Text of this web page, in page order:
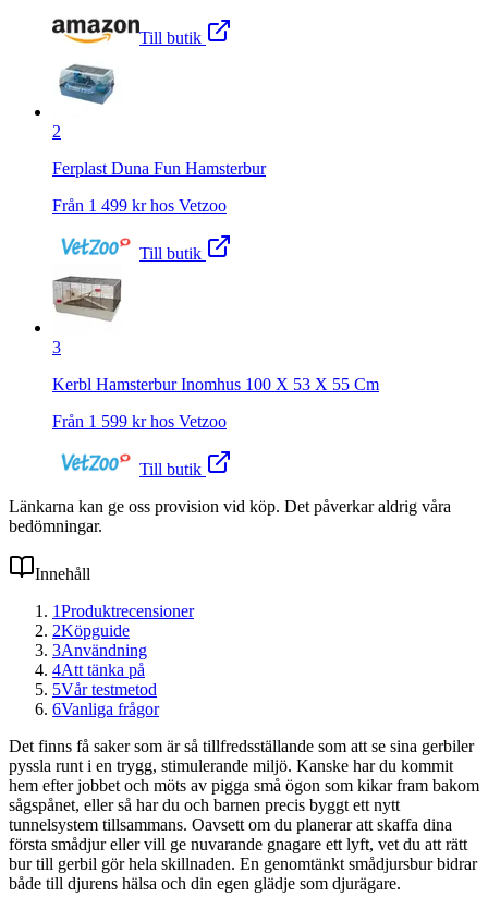
Till butik
2
Ferplast Duna Fun Hamsterbur
Från 1 499 kr hos Vetzoo
Till butik
3
Kerbl Hamsterbur Inomhus 100 X 53 X 55 Cm
Från 1 599 kr hos Vetzoo
Till butik
Länkarna kan ge oss provision vid köp. Det påverkar aldrig våra
bedömningar.
Innehåll
1Produktrecensioner
2Köpguide
3Användning
4Att tänka på
5Vår testmetod
6Vanliga frågor
Det finns få saker som är så tillfredsställande som att se sina gerbiler
pyssla runt i en trygg, stimulerande miljö. Kanske har du kommit
hem efter jobbet och möts av pigga små ögon som kikar fram bakom
sågspånet, eller så har du och barnen precis byggt ett nytt
tunnelsystem tillsammans. Oavsett om du planerar att skaffa dina
första smådjur eller vill ge nuvarande gnagare ett lyft, vet du att rätt
bur till gerbil gör hela skillnaden. En genomtänkt smådjursbur bidrar
både till djurens hälsa och din egen glädje som djurägare.